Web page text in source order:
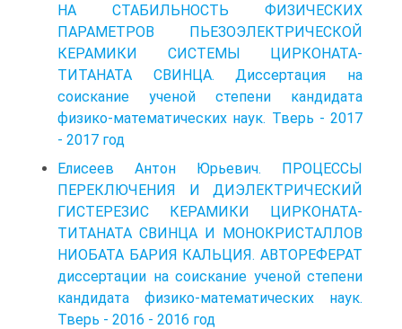
НА СТАБИЛЬНОСТЬ ФИЗИЧЕСКИХ
ПАРАМЕТРОВ ПЬЕЗОЭЛЕКТРИЧЕСКОЙ
КЕРАМИКИ СИСТЕМЫ ЦИРКОНАТА-
ТИТАНАТА СВИНЦА. Диссертация на
соискание ученой степени кандидата
физико-математических наук. Тверь - 2017
- 2017 год
Елисеев Антон Юрьевич. ПРОЦЕССЫ
ПЕРЕКЛЮЧЕНИЯ И ДИЭЛЕКТРИЧЕСКИЙ
ГИСТЕРЕЗИС КЕРАМИКИ ЦИРКОНАТА-
ТИТАНАТА СВИНЦА И МОНОКРИСТАЛЛОВ
НИОБАТА БАРИЯ КАЛЬЦИЯ. АВТОРЕФЕРАТ
диссертации на соискание ученой степени
кандидата физико-математических наук.
Тверь - 2016 - 2016 год